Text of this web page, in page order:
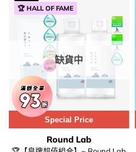
🏆 HALL OF FAME
Special Price
缺貨中
Round Lab